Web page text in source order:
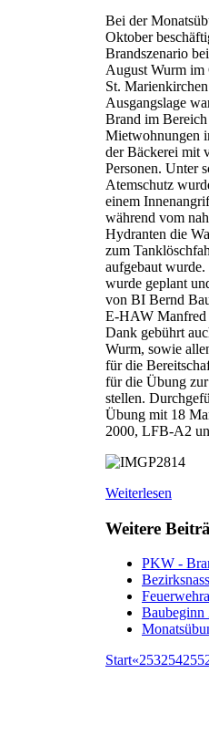
Bei der
Oktober
Brandszenario
August Wurm im
St.
Ausgangslage
Brand im
Mietwohnungen
der Bäckerei mit
Personen. Unter
Atemschutz
einem
während vom
Hydranten die
zum
aufgebaut
wurde geplant
von BI Bernd
E-HAW Manfred
Dank gebührt
Wurm, sowie
für die
für die Übung
stellen.
Übung mit 18
2000, LFB-A2
Weiterlesen
Weitere
PKW -
Baubeginn
Start«253254255